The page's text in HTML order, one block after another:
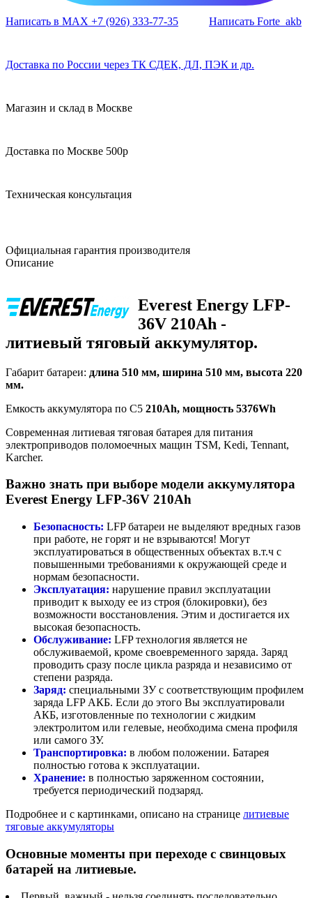
Написать в MAX +7 (926) 333-77-35 Написать Forte_akb
Доставка по России через ТК СДЕК, ДЛ, ПЭК и др.
Магазин и склад в Москве
Доставка по Москве 500р
Техническая консультация
Официальная гарантия производителя
Описание
Everest Energy LFP-
36V 210Аh -
литиевый тяговый аккумулятор.
Габарит батареи: длина 510 мм, ширина 510 мм, высота 220
мм.
Емкость аккумулятора по С5 210Ah, мощность 5376Wh
Современная литиевая тяговая батарея для питания
электроприводов поломоечных мащин TSM, Kedi, Tennant,
Karcher.
Важно знать при выборе модели аккумулятора
Everest Energy LFP-36V 210Аh
Безопасность: LFP батареи не выделяют вредных газов
при работе, не горят и не взрываются! Могут
эксплуатироваться в общественных объектах в.т.ч с
повышенными требованиями к окружающей среде и
нормам безопасности.
Эксплуатация: нарушение правил эксплуатации
приводит к выходу ее из строя (блокировки), без
возможности восстановления. Этим и достигается их
высокая безопасность.
Обслуживание: LFP технология является не
обслуживаемой, кроме своевременного заряда. Заряд
проводить сразу после цикла разряда и независимо от
степени разряда.
Заряд: специальными ЗУ с соответствующим профилем
заряда LFP АКБ. Если до этого Вы эксплуатировали
АКБ, изготовленные по технологии с жидким
электролитом или гелевые, необходима смена профиля
или самого ЗУ.
Транспортировка: в любом положении. Батарея
полностью готова к эксплуатации.
Хранение: в полностью заряженном состоянии,
требуется периодический подзаряд.
Подробнее и с картинками, описано на странице литиевые
тяговые аккумуляторы
Основные моменты при переходе с свинцовых
батарей на литиевые.